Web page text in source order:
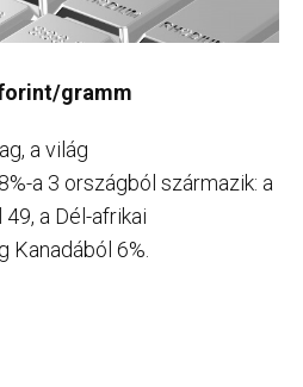
gramm
a világ
a 3 országból származik: a
a Dél-afrikai
Kanadából 6%.